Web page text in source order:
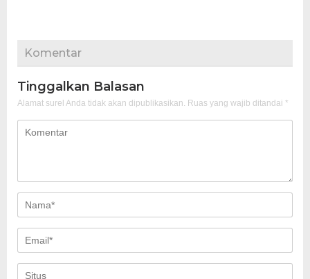
Komentar
Tinggalkan Balasan
Alamat surel Anda tidak akan dipublikasikan. Ruas yang wajib ditandai *